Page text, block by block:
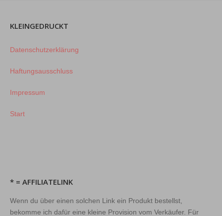
KLEINGEDRUCKT
Datenschutzerklärung
Haftungsausschluss
Impressum
Start
* = AFFILIATELINK
Wenn du über einen solchen Link ein Produkt bestellst,
bekomme ich dafür eine kleine Provision vom Verkäufer. Für